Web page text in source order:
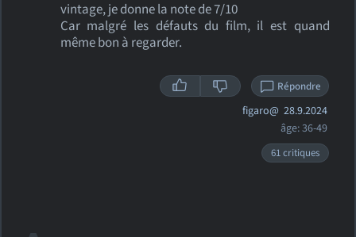
vintage, je donne la note de 7/10
Car malgré les défauts du film, il est quand
même bon à regarder.
Répondre
figaro@ 28.9.2024
âge: 36-49
61 critiques